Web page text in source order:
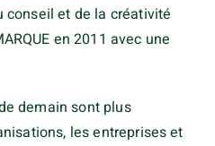
conseil et de la créativité
en 2011 avec une
demain sont plus
les entreprises et